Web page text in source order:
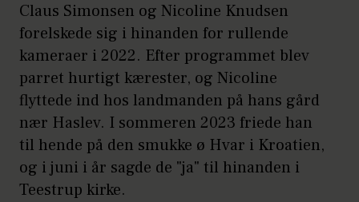
Claus Simonsen og Nicoline Knudsen
forelskede sig i hinanden for rullende
kameraer i 2022. Efter programmet blev
parret hurtigt kærester, og Nicoline
flyttede ind hos landmanden på hans gård
nær Haslev. I sommeren 2023 friede han
til hende på den smukke ø Hvar i Kroatien,
og i juni i år sagde de "ja" til hinanden i
Teestrup kirke.